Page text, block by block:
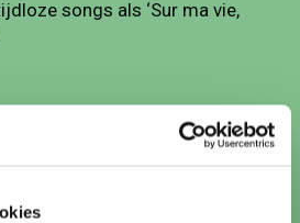
songs als ‘Sur ma vie,